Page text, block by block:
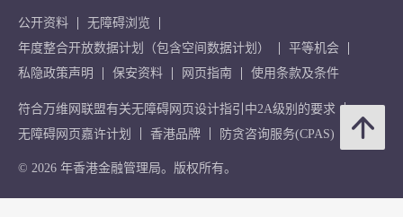
公开资料
无障碍浏览
年度整合开放数据计划（包含空间数据计划）
平等机会
私隐政策声明
保安资料 网页指南 使用条款及条件
符合万维网联盟有关无障碍网页设计指引中2A级别的要求
无障碍网页嘉许计划
香港品牌 防贪咨询服务(CPAS)
© 2026 年香港金融管理局。版权所有。